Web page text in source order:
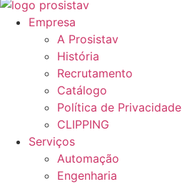
Empresa
A Prosistav
História
Recrutamento
Catálogo
Política de Privacidade
CLIPPING
Serviços
Automação
Engenharia